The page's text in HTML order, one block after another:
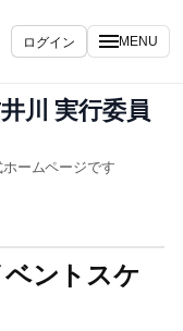
ログイン MENU
川 実行委員
ームページです
ントスケ